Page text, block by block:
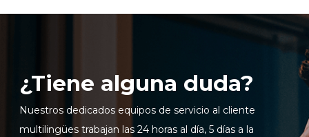
Inicie sesión en plataformas en línea
¿Tiene alguna duda?
Nuestros dedicados equipos de servicio al cliente
multilingües trabajan las 24 horas al día, 5 días a la